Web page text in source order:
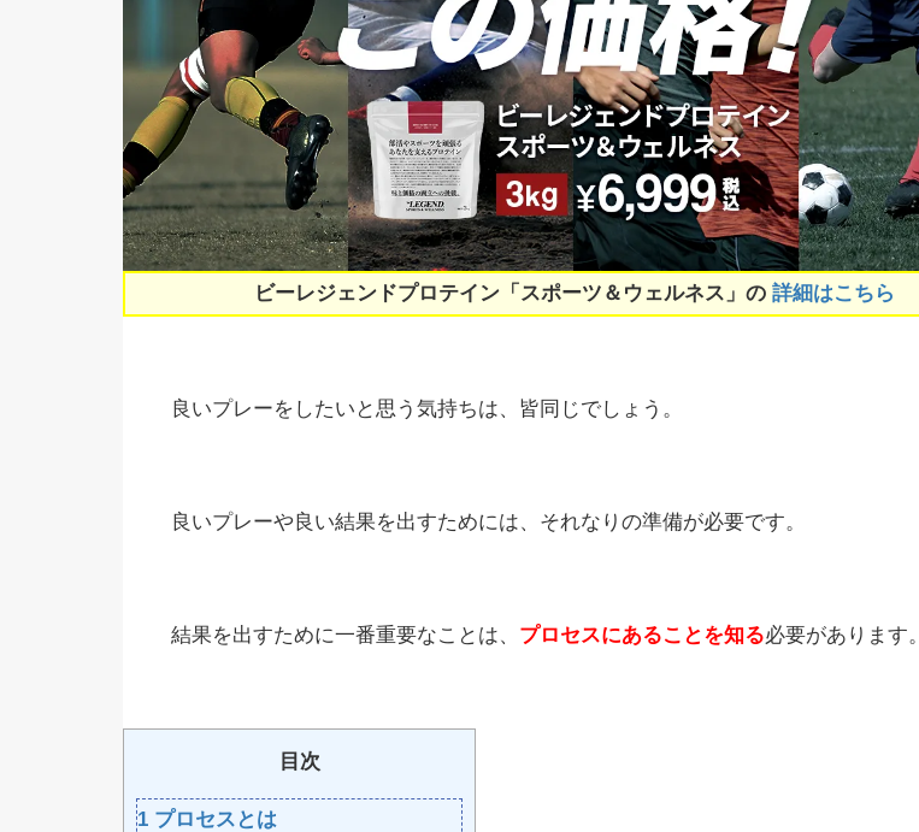
ビーレジェンドプロテイン「スポーツ＆ウェルネス」の 詳細はこちら
良いプレーをしたいと思う気持ちは、皆同じでしょう。
良いプレーや良い結果を出すためには、それなりの準備が必要です。
結果を出すために一番重要なことは、 プロセスにあることを知る必要があります。
目次
1 プロセスとは